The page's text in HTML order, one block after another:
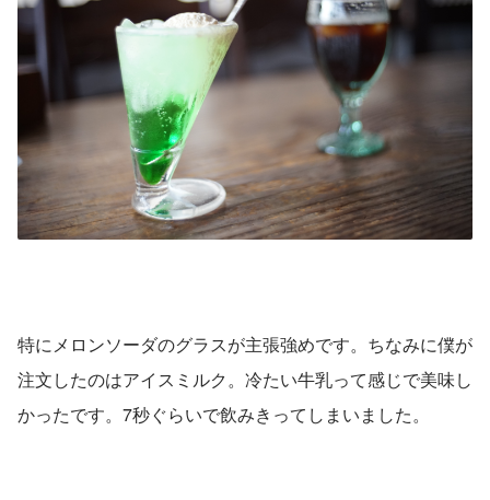
特にメロンソーダのグラスが主張強めです。ちなみに僕が
注文したのはアイスミルク。冷たい牛乳って感じで美味し
かったです。7秒ぐらいで飲みきってしまいました。